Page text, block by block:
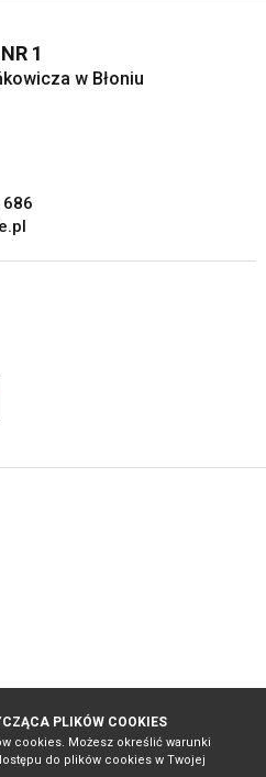
PLIKÓW COOKIES
cookies. Możesz określić warunki
do plików cookies w Twojej
1
w Błoniu